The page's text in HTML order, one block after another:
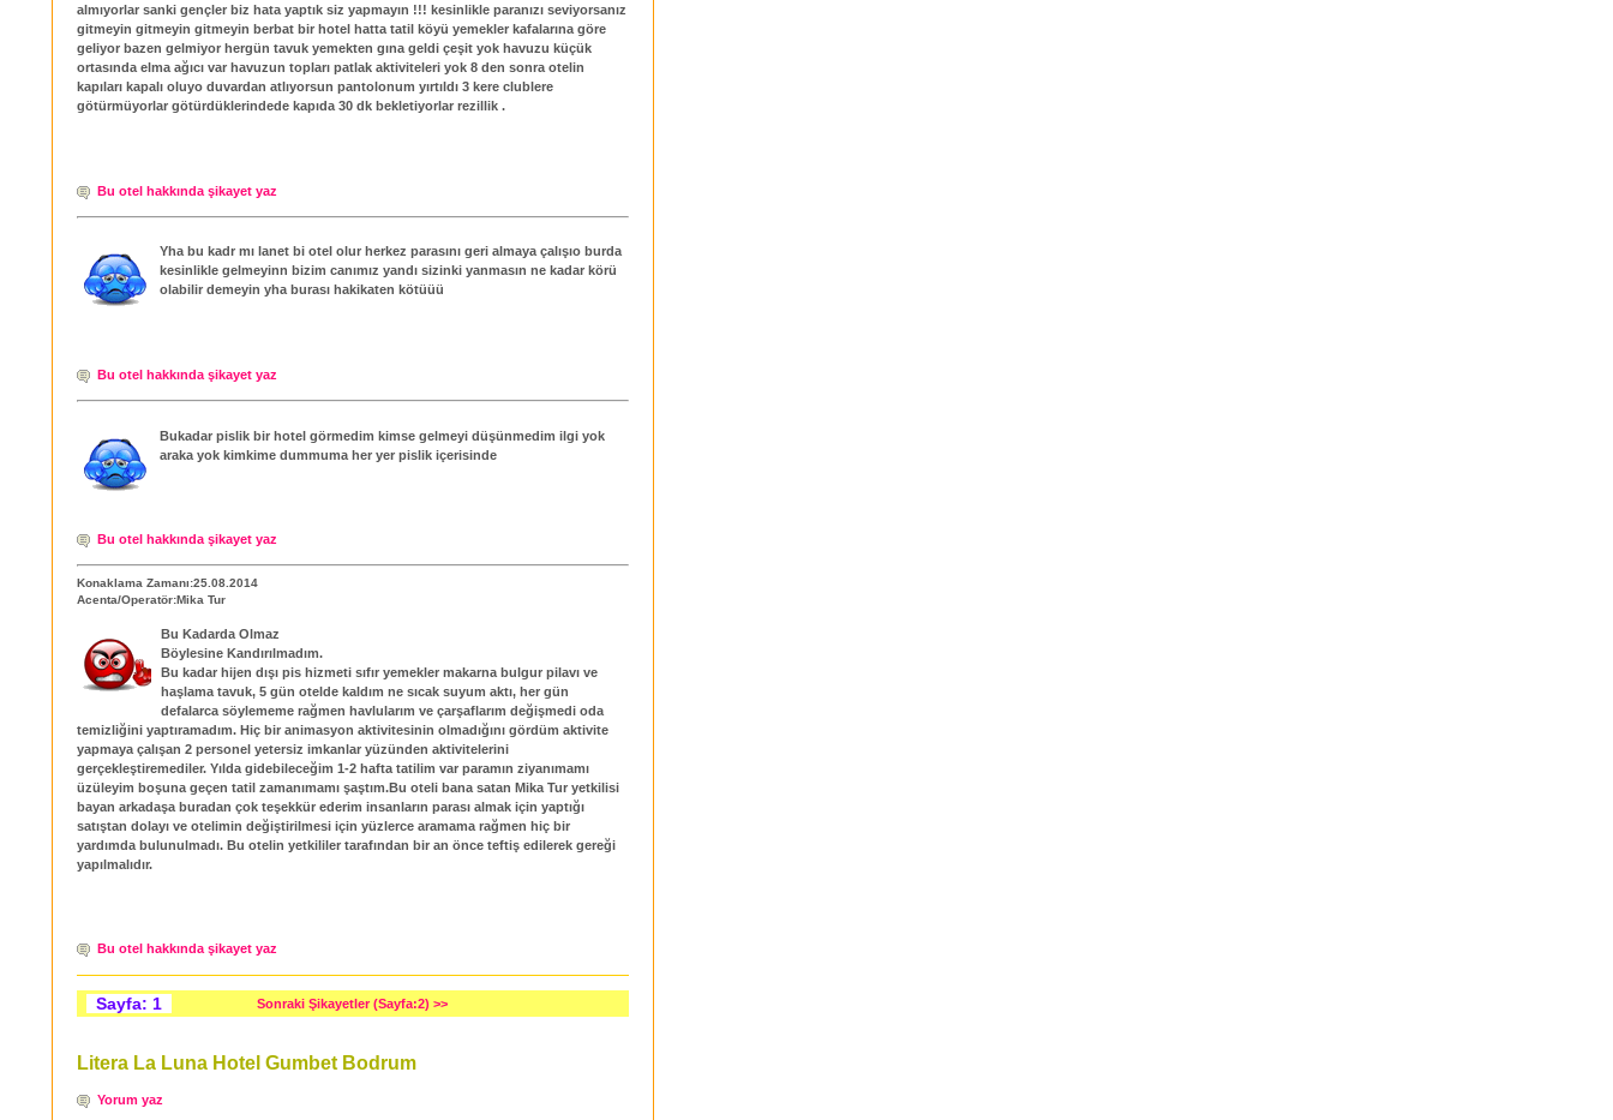
almıyorlar sanki gençler biz hata yaptık siz yapmayın !!! kesinlikle paranızı seviyorsanız
gitmeyin gitmeyin gitmeyin berbat bir hotel hatta tatil köyü yemekler kafalarına göre
geliyor bazen gelmiyor hergün tavuk yemekten gına geldi çeşit yok havuzu küçük
ortasında elma ağıcı var havuzun topları patlak aktiviteleri yok 8 den sonra otelin
kapıları kapalı oluyo duvardan atlıyorsun pantolonum yırtıldı 3 kere clublere
götürmüyorlar götürdüklerindede kapıda 30 dk bekletiyorlar rezillik .
Bu otel hakkında şikayet yaz
Yha bu kadr mı lanet bi otel olur herkez parasını geri almaya çalışıo burda
kesinlikle gelmeyinn bizim canımız yandı sizinki yanmasın ne kadar körü
olabilir demeyin yha burası hakikaten kötüüü
Bu otel hakkında şikayet yaz
Bukadar pislik bir hotel görmedim kimse gelmeyi düşünmedim ilgi yok
araka yok kimkime dummuma her yer pislik içerisinde
Bu otel hakkında şikayet yaz
Konaklama Zamanı:25.08.2014
Acenta/Operatör:Mika Tur
Bu Kadarda Olmaz
Böylesine Kandırılmadım.
Bu kadar hijen dışı pis hizmeti sıfır yemekler makarna bulgur pilavı ve
haşlama tavuk, 5 gün otelde kaldım ne sıcak suyum aktı, her gün
defalarca söylememe rağmen havlularım ve çarşaflarım değişmedi oda
temizliğini yaptıramadım. Hiç bir animasyon aktivitesinin olmadığını gördüm aktivite
yapmaya çalışan 2 personel yetersiz imkanlar yüzünden aktivitelerini
gerçekleştiremediler. Yılda gidebileceğim 1-2 hafta tatilim var paramın ziyanımamı
üzüleyim boşuna geçen tatil zamanımamı şaştım.Bu oteli bana satan Mika Tur yetkilisi
bayan arkadaşa buradan çok teşekkür ederim insanların parası almak için yaptığı
satıştan dolayı ve otelimin değiştirilmesi için yüzlerce aramama rağmen hiç bir
yardımda bulunulmadı. Bu otelin yetkililer tarafından bir an önce teftiş edilerek gereği
yapılmalıdır.
Bu otel hakkında şikayet yaz
Sayfa: 1 Sonraki Şikayetler (Sayfa:2) >>
Litera La Luna Hotel Gumbet Bodrum
Yorum yaz